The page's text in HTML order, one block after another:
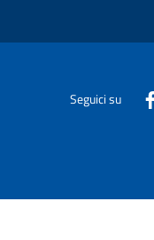
Seguici su